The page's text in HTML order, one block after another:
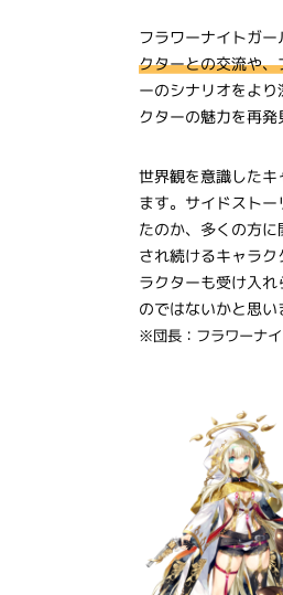
フラワーナイトガ
クターとの交流や
ーのシナリオをよ
クターの魅力を再発
世界観を意識した
ます。サイドスト
たのか、多くの方
され続けるキャラ
ラクターも受け入
のではないかと思い
※団長：フラワーナ